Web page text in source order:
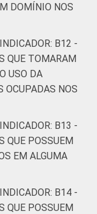
DOMÍNIO NOS
B12 -
QUE TOMARAM
USO DA
OCUPADAS NOS
B13 -
QUE POSSUEM
EM ALGUMA
B14 -
QUE POSSUEM